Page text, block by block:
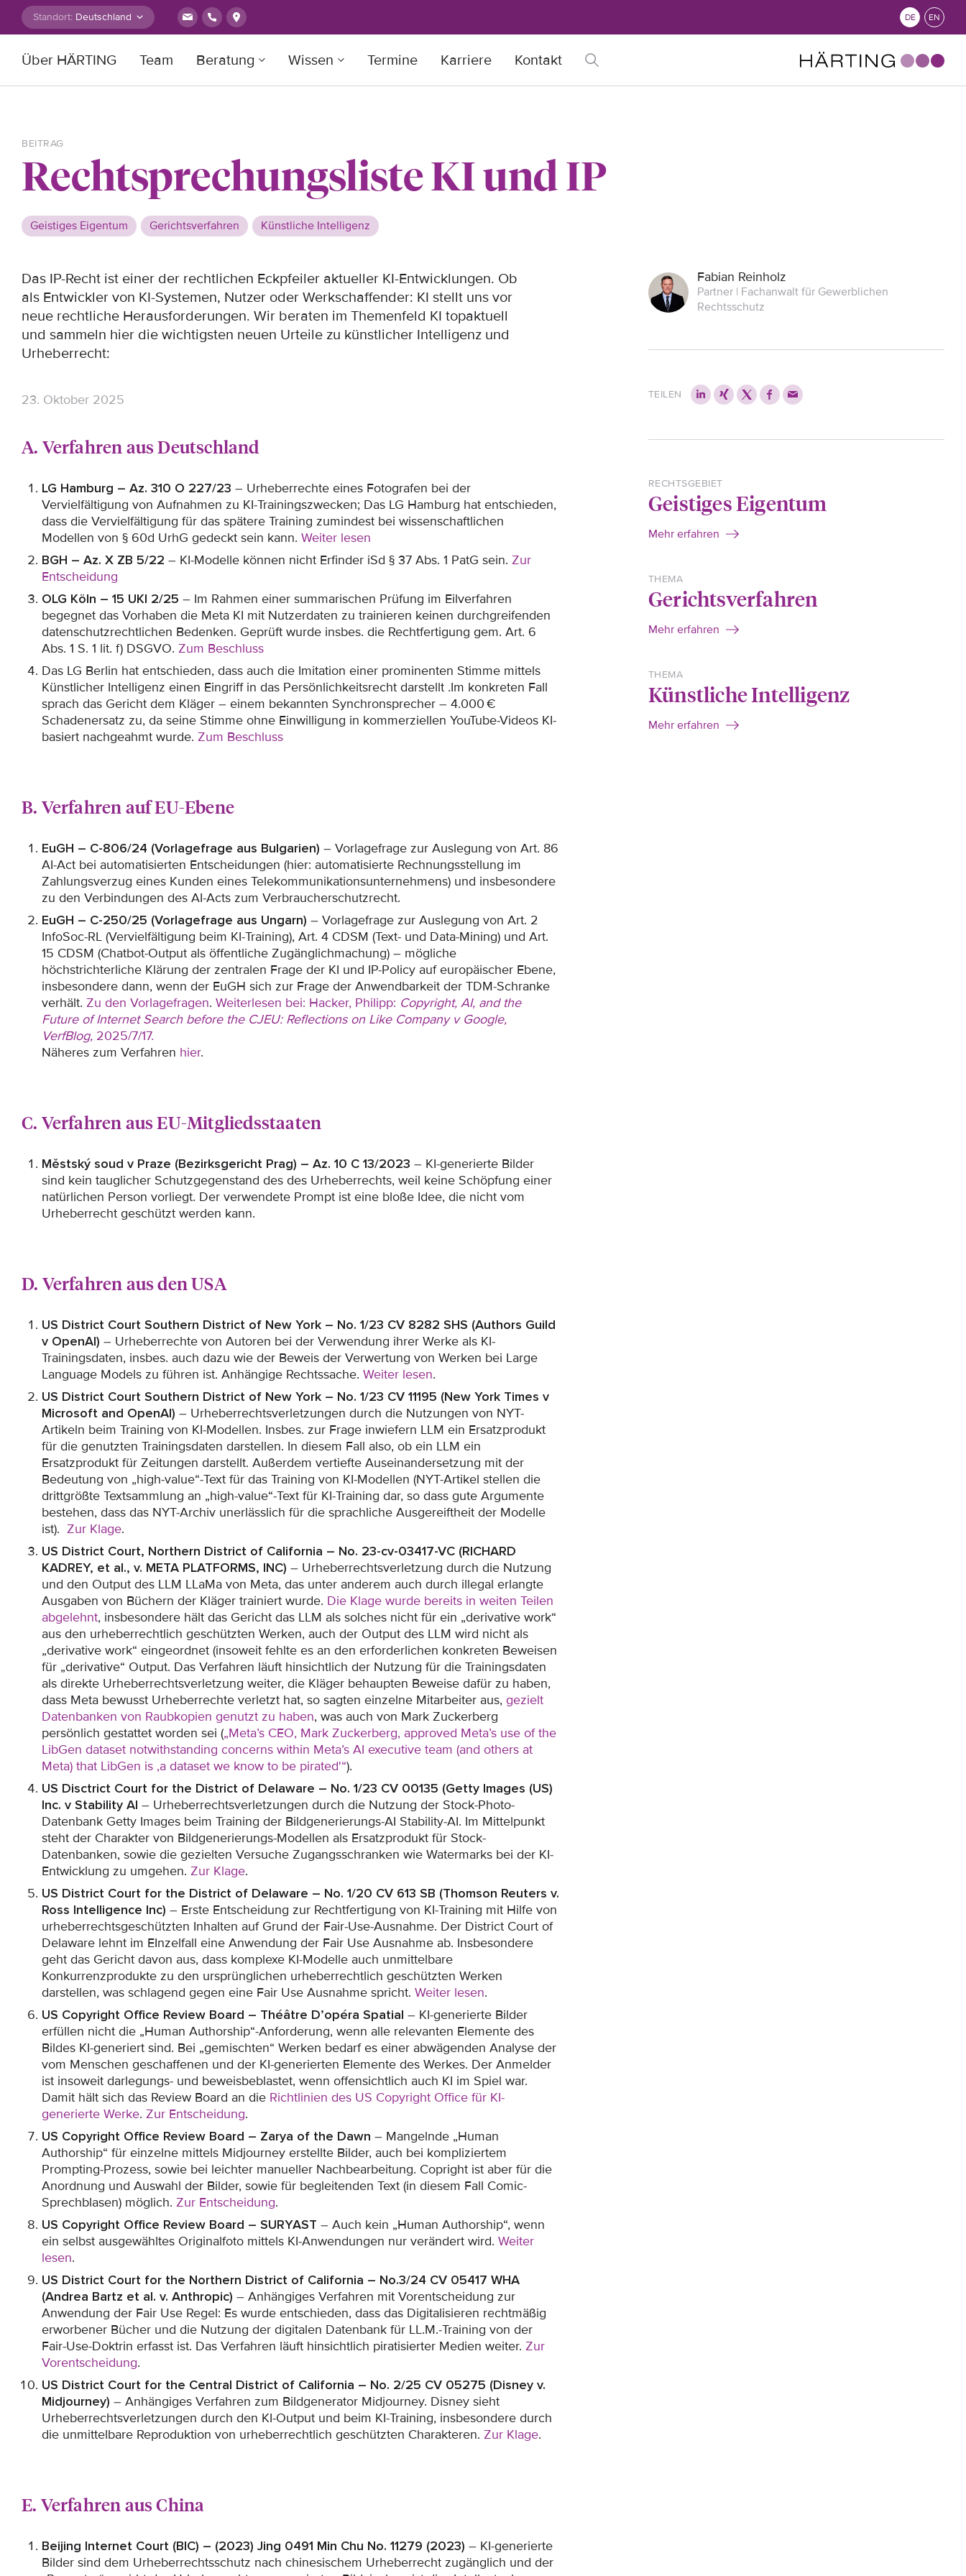
Zum Inhalt springen
Standort: DE EN
Über HÄRTING Team Beratung Wissen Termine Karriere Kontakt
BEITRAG
Rechtsprechungsliste KI und IP
Geistiges Eigentum Gerichtsverfahren Künstliche Intelligenz
Das IP-Recht ist einer der rechtlichen Eckpfeiler aktueller KI-Entwicklungen. Ob
als Entwickler von KI-Systemen, Nutzer oder Werkschaffender: KI stellt uns vor
neue rechtliche Herausforderungen. Wir beraten im Themenfeld KI topaktuell
und sammeln hier die wichtigsten neuen Urteile zu künstlicher Intelligenz und
Urheberrecht:
23. Oktober 2025
A. Verfahren aus Deutschland
LG Hamburg – Az. 310 O 227/23 – Urheberrechte eines Fotografen bei der
Vervielfältigung von Aufnahmen zu KI-Trainingszwecken; Das LG Hamburg hat entschieden,
dass die Vervielfältigung für das spätere Training zumindest bei wissenschaftlichen
Modellen von § 60d UrhG gedeckt sein kann. Weiter lesen
BGH – Az. X ZB 5/22 – KI-Modelle können nicht Erfinder iSd § 37 Abs. 1 PatG sein. Zur
Entscheidung
OLG Köln – 15 UKl 2/25 – Im Rahmen einer summarischen Prüfung im Eilverfahren
begegnet das Vorhaben die Meta KI mit Nutzerdaten zu trainieren keinen durchgreifenden
datenschutzrechtlichen Bedenken. Geprüft wurde insbes. die Rechtfertigung gem. Art. 6
Abs. 1 S. 1 lit. f) DSGVO. Zum Beschluss
Das LG Berlin hat entschieden, dass auch die Imitation einer prominenten Stimme mittels
Künstlicher Intelligenz einen Eingriff in das Persönlichkeitsrecht darstellt .Im konkreten Fall
sprach das Gericht dem Kläger – einem bekannten Synchronsprecher – 4.000 €
Schadenersatz zu, da seine Stimme ohne Einwilligung in kommerziellen YouTube-Videos KI-
basiert nachgeahmt wurde. Zum Beschluss
B. Verfahren auf EU-Ebene
EuGH – C-806/24 (Vorlagefrage aus Bulgarien) – Vorlagefrage zur Auslegung von Art. 86
AI-Act bei automatisierten Entscheidungen (hier: automatisierte Rechnungsstellung im
Zahlungsverzug eines Kunden eines Telekommunikationsunternehmens) und insbesondere
zu den Verbindungen des AI-Acts zum Verbraucherschutzrecht.
EuGH – C-250/25 (Vorlagefrage aus Ungarn) – Vorlagefrage zur Auslegung von Art. 2
InfoSoc-RL (Vervielfältigung beim KI-Training), Art. 4 CDSM (Text- und Data-Mining) und Art.
15 CDSM (Chatbot-Output als öffentliche Zugänglichmachung) – mögliche
höchstrichterliche Klärung der zentralen Frage der KI und IP-Policy auf europäischer Ebene,
insbesondere dann, wenn der EuGH sich zur Frage der Anwendbarkeit der TDM-Schranke
verhält. Zu den Vorlagefragen. Weiterlesen bei: Hacker, Philipp: Copyright, AI, and the
Future of Internet Search before the CJEU: Reflections on Like Company v Google,
VerfBlog, 2025/7/17.
Näheres zum Verfahren hier.
C. Verfahren aus EU-Mitgliedsstaaten
Městský soud v Praze (Bezirksgericht Prag) – Az. 10 C 13/2023 – KI-generierte Bilder
sind kein tauglicher Schutzgegenstand des des Urheberrechts, weil keine Schöpfung einer
natürlichen Person vorliegt. Der verwendete Prompt ist eine bloße Idee, die nicht vom
Urheberrecht geschützt werden kann.
D. Verfahren aus den USA
US District Court Southern District of New York – No. 1/23 CV 8282 SHS (Authors Guild
v OpenAI) – Urheberrechte von Autoren bei der Verwendung ihrer Werke als KI-
Trainingsdaten, insbes. auch dazu wie der Beweis der Verwertung von Werken bei Large
Language Models zu führen ist. Anhängige Rechtssache. Weiter lesen.
US District Court Southern District of New York – No. 1/23 CV 11195 (New York Times v
Microsoft and OpenAI) – Urheberrechtsverletzungen durch die Nutzungen von NYT-
Artikeln beim Training von KI-Modellen. Insbes. zur Frage inwiefern LLM ein Ersatzprodukt
für die genutzten Trainingsdaten darstellen. In diesem Fall also, ob ein LLM ein
Ersatzprodukt für Zeitungen darstellt. Außerdem vertiefte Auseinandersetzung mit der
Bedeutung von „high-value“-Text für das Training von KI-Modellen (NYT-Artikel stellen die
drittgrößte Textsammlung an „high-value“-Text für KI-Training dar, so dass gute Argumente
bestehen, dass das NYT-Archiv unerlässlich für die sprachliche Ausgereiftheit der Modelle
ist). Zur Klage.
US District Court, Northern District of California – No. 23-cv-03417-VC (RICHARD
KADREY, et al., v. META PLATFORMS, INC) – Urheberrechtsverletzung durch die Nutzung
und den Output des LLM LLaMa von Meta, das unter anderem auch durch illegal erlangte
Ausgaben von Büchern der Kläger trainiert wurde. Die Klage wurde bereits in weiten Teilen
abgelehnt, insbesondere hält das Gericht das LLM als solches nicht für ein „derivative work“
aus den urheberrechtlich geschützten Werken, auch der Output des LLM wird nicht als
„derivative work“ eingeordnet (insoweit fehlte es an den erforderlichen konkreten Beweisen
für „derivative“ Output. Das Verfahren läuft hinsichtlich der Nutzung für die Trainingsdaten
als direkte Urheberrechtsverletzung weiter, die Kläger behaupten Beweise dafür zu haben,
dass Meta bewusst Urheberrechte verletzt hat, so sagten einzelne Mitarbeiter aus, gezielt
Datenbanken von Raubkopien genutzt zu haben, was auch von Mark Zuckerberg
persönlich gestattet worden sei („Meta’s CEO, Mark Zuckerberg, approved Meta’s use of the
LibGen dataset notwithstanding concerns within Meta’s AI executive team (and others at
Meta) that LibGen is ‚a dataset we know to be pirated'“).
US Disctrict Court for the District of Delaware – No. 1/23 CV 00135 (Getty Images (US)
Inc. v Stability AI – Urheberrechtsverletzungen durch die Nutzung der Stock-Photo-
Datenbank Getty Images beim Training der Bildgenerierungs-AI Stability-AI. Im Mittelpunkt
steht der Charakter von Bildgenerierungs-Modellen als Ersatzprodukt für Stock-
Datenbanken, sowie die gezielten Versuche Zugangsschranken wie Watermarks bei der KI-
Entwicklung zu umgehen. Zur Klage.
US District Court for the District of Delaware – No. 1/20 CV 613 SB (Thomson Reuters v.
Ross Intelligence Inc) – Erste Entscheidung zur Rechtfertigung von KI-Training mit Hilfe von
urheberrechtsgeschützten Inhalten auf Grund der Fair-Use-Ausnahme. Der District Court of
Delaware lehnt im EInzelfall eine Anwendung der Fair Use Ausnahme ab. Insbesondere
geht das Gericht davon aus, dass komplexe KI-Modelle auch unmittelbare
Konkurrenzprodukte zu den ursprünglichen urheberrechtlich geschützten Werken
darstellen, was schlagend gegen eine Fair Use Ausnahme spricht. Weiter lesen.
US Copyright Office Review Board – Théâtre D’opéra Spatial – KI-generierte Bilder
erfüllen nicht die „Human Authorship“-Anforderung, wenn alle relevanten Elemente des
Bildes KI-generiert sind. Bei „gemischten“ Werken bedarf es einer abwägenden Analyse der
vom Menschen geschaffenen und der KI-generierten Elemente des Werkes. Der Anmelder
ist insoweit darlegungs- und beweisbeblastet, wenn offensichtlich auch KI im Spiel war.
Damit hält sich das Review Board an die Richtlinien des US Copyright Office für KI-
generierte Werke. Zur Entscheidung.
US Copyright Office Review Board – Zarya of the Dawn – Mangelnde „Human
Authorship“ für einzelne mittels Midjourney erstellte Bilder, auch bei kompliziertem
Prompting-Prozess, sowie bei leichter manueller Nachbearbeitung. Copright ist aber für die
Anordnung und Auswahl der Bilder, sowie für begleitenden Text (in diesem Fall Comic-
Sprechblasen) möglich. Zur Entscheidung.
US Copyright Office Review Board – SURYAST – Auch kein „Human Authorship“, wenn
ein selbst ausgewähltes Originalfoto mittels KI-Anwendungen nur verändert wird. Weiter
lesen.
US District Court for the Northern District of California – No.3/24 CV 05417 WHA
(Andrea Bartz et al. v. Anthropic) – Anhängiges Verfahren mit Vorentscheidung zur
Anwendung der Fair Use Regel: Es wurde entschieden, dass das Digitalisieren rechtmäßig
erworbener Bücher und die Nutzung der digitalen Datenbank für LL.M.-Training von der
Fair-Use-Doktrin erfasst ist. Das Verfahren läuft hinsichtlich piratisierter Medien weiter. Zur
Vorentscheidung.
US District Court for the Central District of California – No. 2/25 CV 05275 (Disney v.
Midjourney) – Anhängiges Verfahren zum Bildgenerator Midjourney. Disney sieht
Urheberrechtsverletzungen durch den KI-Output und beim KI-Training, insbesondere durch
die unmittelbare Reproduktion von urheberrechtlich geschützten Charakteren. Zur Klage.
E. Verfahren aus China
Beijing Internet Court (BIC) – (2023) Jing 0491 Min Chu No. 11279 (2023) – KI-generierte
Bilder sind dem Urheberrechtsschutz nach chinesischem Urheberrecht zugänglich und der
Fabian Reinholz
Partner | Fachanwalt für Gewerblichen
Rechtsschutz
TEILEN
RECHTSGEBIET
Geistiges Eigentum
Mehr erfahren
THEMA
Gerichtsverfahren
Mehr erfahren
THEMA
Künstliche Intelligenz
Mehr erfahren